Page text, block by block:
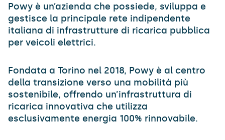
Powy è un’azienda che possiede, sviluppa e
gestisce la principale rete indipendente
italiana di infrastrutture di ricarica pubblica
per veicoli elettrici.
Fondata a Torino nel 2018, Powy è al centro
della transizione verso una mobilità più
sostenibile, offrendo un’infrastruttura di
ricarica innovativa che utilizza
esclusivamente energia 100% rinnovabile.